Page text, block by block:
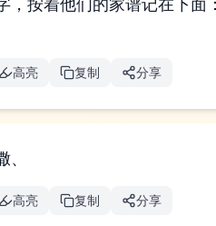
，按着他们的家谱记在下
高亮 复制 分享
高亮 复制 分享